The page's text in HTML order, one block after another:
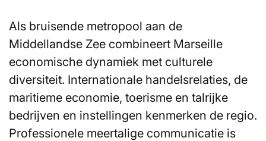
Als bruisende metropool aan de
Middellandse Zee combineert Marseille
economische dynamiek met culturele
diversiteit. Internationale handelsrelaties, de
maritieme economie, toerisme en talrijke
bedrijven en instellingen kenmerken de regio.
Professionele meertalige communicatie is